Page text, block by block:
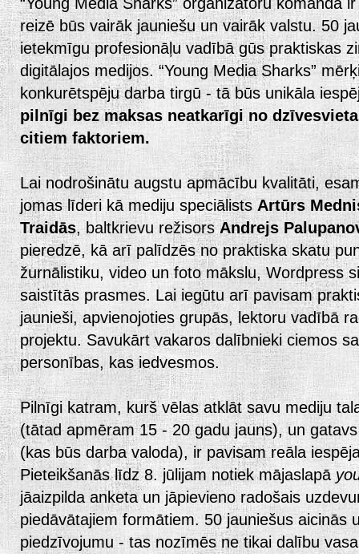
reizē būs vairāk jauniešu un vairāk valstu. 50
ietekmīgu profesionāļu vadībā gūs praktiskas
digitālajos medijos. “Young Media Sharks”
konkurētspēju darba tirgū - tā būs unikāla
pilnīgi bez maksas neatkarīgi no
citiem faktoriem.
Lai nodrošinātu augstu apmācību kvalitāti,
jomas līderi kā mediju speciālistsArtūrs
Traidās, baltkrievu režisorsAndrejs
pieredzē, kā arī palīdzēs no praktiska skatu
žurnālistiku, video un foto mākslu, Wordpress
saistītās prasmes. Lai iegūtu arī pavisam
jaunieši, apvienojoties grupās, lektoru vadībā
projektu.Savukārt vakaros dalībnieki ciemos
personības, kas iedvesmos.
Pilnīgi katram, kurš vēlas atklāt savu mediju
(tātad apmēram 15 - 20 gadu jauns), un
(kas būs darba valoda), ir pavisam reāla
Pieteikšanās līdz 8. jūlijam notiek mājaslapā
jāaizpilda anketa un jāpievieno radošais
piedāvātajiem formātiem. 50 jauniešus aicinās
piedzīvojumu - tas nozīmēs ne tikai dalību